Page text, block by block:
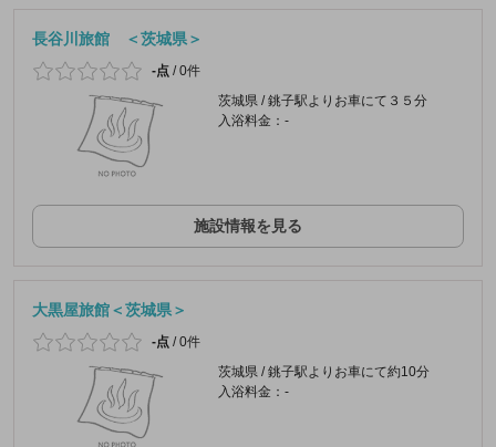
長谷川旅館 ＜茨城県＞
-点 /0件
茨城県 / 銚子駅よりお車にて３５分
入浴料金：-
施設情報を見る
大黒屋旅館＜茨城県＞
-点 /0件
茨城県 / 銚子駅よりお車にて約10分
入浴料金：-